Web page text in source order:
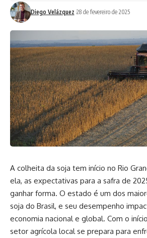
Diego Velázquez 28 de fevereiro de 2025
A colheita da soja tem início no Rio
ela, as expectativas para a safra de
ganhar forma. O estado é um dos
soja do Brasil, e seu desempenho
economia nacional e global. Com o
setor agrícola local se prepara para